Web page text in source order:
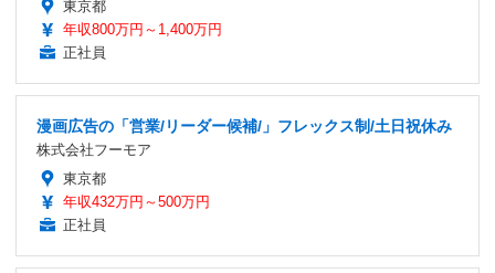
東京都
年収800万円～1,400万円
正社員
漫画広告の「営業/リーダー候補/」フレックス制/土日祝休み
株式会社フーモア
東京都
年収432万円～500万円
正社員